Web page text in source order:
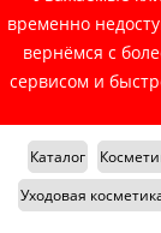
временно
вернёмся с
сервисом и
Каталог
Уходовая